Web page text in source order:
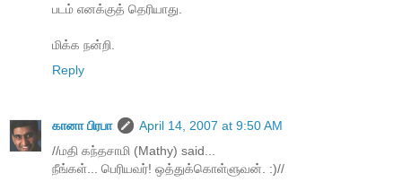
படம் எனக்குத் தெரியாது.
மிக்க நன்றி.
Reply
கானா பிரபா
April 14, 2007 at 9:50 AM
//மதி கந்தசாமி (Mathy) said...
நீங்கள்... பெரியவர்! ஒத்துக்கொள்ளுவன். :)//